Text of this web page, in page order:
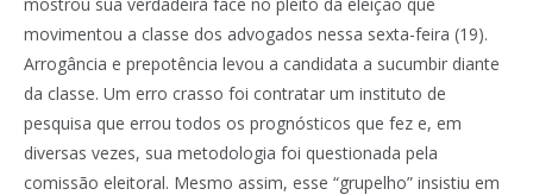
movimentou a classe dos advogados nessa sexta-feira (19).
Arrogância e prepotência levou a candidata a sucumbir diante
da classe. Um erro crasso foi contratar um instituto de
pesquisa que errou todos os prognósticos que fez e, em
diversas vezes, sua metodologia foi questionada pela
comissão eleitoral. Mesmo assim, esse “grupelho” insistiu em